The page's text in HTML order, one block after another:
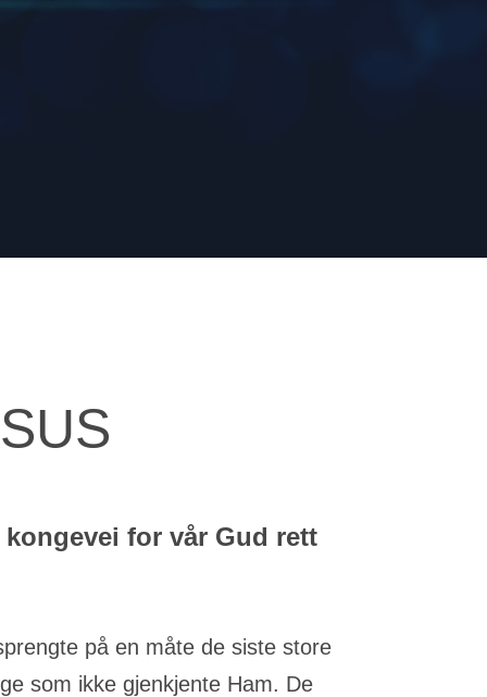
for vår Gud rett
på en måte de siste store
som ikke gjenkjente Ham. De